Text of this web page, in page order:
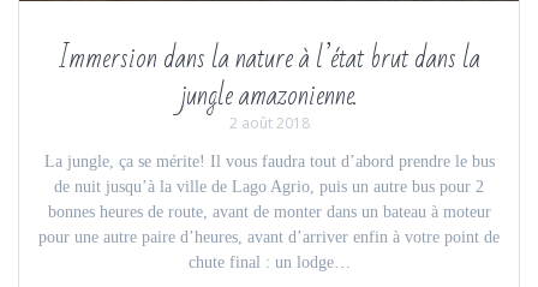
Immersion dans la nature à l’état brut dans la
jungle amazonienne.
2 août 2018
La jungle, ça se mérite! Il vous faudra tout d’abord prendre le bus
de nuit jusqu’à la ville de Lago Agrio, puis un autre bus pour 2
bonnes heures de route, avant de monter dans un bateau à moteur
pour une autre paire d’heures, avant d’arriver enfin à votre point de
chute final : un lodge…